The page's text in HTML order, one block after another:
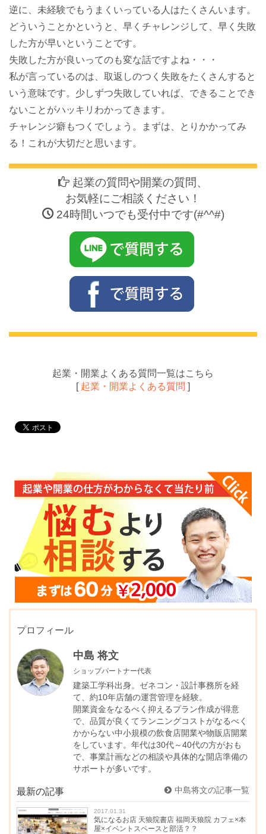
逆に、未経験でもうまくいっている人はたくさんいます。
どういうことかというと、早くチャレンジして、早く失敗
した方が早いということです。
失敗した方が良いってのも変な話ですよね・・・
私が言っているのは、取返しのつく失敗をたくさんすると
いう意味です。少しずつ失敗していれば、できることでき
ないことがハッキリわかってきます。
チャレンジ癖もつくでしょう。まずは、とりかかってみ
る！これが大切だと思います。
起業の質問や開業の質問、
お気軽にご相談ください！
24時間いつでも受付中です(#^^#)
起業・開業よくある質問一覧はこちら
[ 起業・開業よくある質問 ]
プロフィール
中島 将文
ショップパートナー代表
建築工学科出身。ゼネコン・設計事務所を経
て、約10年店舗の運営管理を経験。
開業資金をなるべく抑えるプラン作成が得意
で、品質が良くてランニングコストがなるべく
かからない中小規模の飲食店開業や物販店開業
をしています。年代は30代～40代の方がおも
で、事業計画などの相談や具体的な開店準備の
サポートが多いです。
最新の記事 中島将文の記事一覧
2017.01.31
気になるお店 天狼院書店 福岡天狼院 カフェ×本
屋×イベントスペースと部活？？